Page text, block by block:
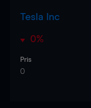
Tesla Inc
0%
Pris
0